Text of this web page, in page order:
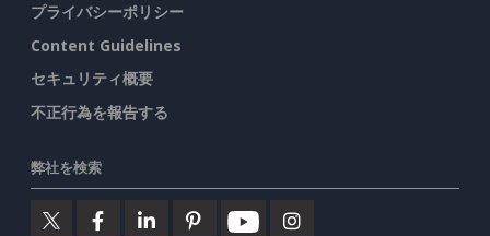
プライバシーポリシー
Content Guidelines
セキュリティ概要
不正行為を報告する
弊社を検索